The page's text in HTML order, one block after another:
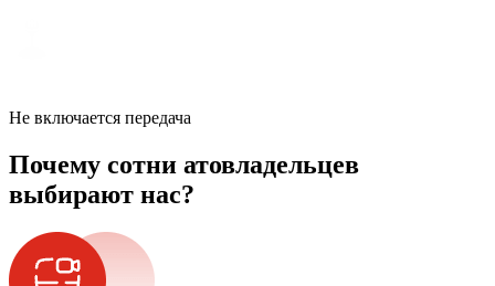
Не включается передача
Почему сотни атовладельцев
выбирают нас?